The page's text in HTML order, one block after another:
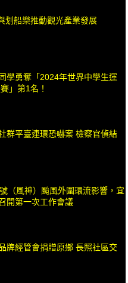
划船樂推動觀光產業發展
學勇奪「2024年世界中學生運
」第1名！
群平臺連環恐嚇案 檢察官偵結
（風神）颱風外圍環流影響，宜
開第一次工作會議
牌經管會捐贈原鄉 長照社區交